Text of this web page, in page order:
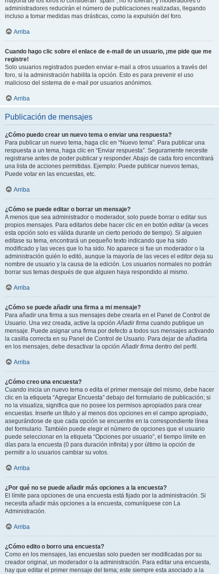
administradores reducirán el número de publicaciones realizadas, llegando
incluso a tomar medidas mas drásticas, como la expulsión del foro.
Arriba
Cuando hago clic sobre el enlace de e-mail de un usuario, ¡me pide que me
registre!
Solo usuarios registrados pueden enviar e-mail a otros usuarios a través del
foro, si la administración habilita la opción. Esto es para prevenir el uso
malicioso del sistema de e-mail por usuarios anónimos.
Arriba
Publicación de mensajes
¿Cómo puedo crear un nuevo tema o enviar una respuesta?
Para publicar un nuevo tema, haga clic en “Nuevo tema”. Para publicar una
respuesta a un tema, haga clic en “Enviar respuesta”. Seguramente necesite
registrarse antes de poder publicar y responder. Abajo de cada foro encontrará
una lista de acciones permitidas. Ejemplo: Puede publicar nuevos temas,
Puede votar en las encuestas, etc.
Arriba
¿Cómo se puede editar o borrar un mensaje?
A menos que sea administrador o moderador, solo puede borrar o editar sus
propios mensajes. Para editarlos debe hacer clic en en botón editar(a veces
esta opción solo es válida durante un cierto periodo de tiempo). Si alguien
editase su tema, encontrará un pequeño texto indicando que ha sido
modificado y las veces que lo ha sido. No aparece si fue un moderador o la
administración quién lo editó, aunque la mayoría de las veces el editor deja su
nombre de usuario y la causa de la edición. Los usuarios normales no podrán
borrar sus temas después de que alguien haya respondido al mismo.
Arriba
¿Cómo se puede añadir una firma a mi mensaje?
Para añadir una firma a sus mensajes debe crearla en el Panel de Control de
Usuario. Una vez creada, active la opciónAñadir firma cuando publique un
mensaje. Puede asignar una firma por defecto a todos sus mensajes activando
la casilla correcta en su Panel de Control de Usuario. Para dejar de añadirla
en los mensajes, debe desactivar la opciónAñadir firma dentro del perfil.
Arriba
¿Cómo creo una encuesta?
Cuando inicia un nuevo tema o edita el primer mensaje del mismo, debe hacer
clic en la etiqueta “Agregar Encuesta” debajo del formulario de publicación; si
no la visualiza, significa que no posee los permisos apropiados para crear
encuestas. Inserte un título y al menos dos opciones en el campo apropiado,
asegurándose de que cada opción se encuentre en la correspondiente línea
del formulario. También puede elegir el número de opciones que el usuario
puede seleccionar en la etiqueta “Opciones por usuario”, el tiempo límite en
días para la encuesta (0 para duración infinita) y por último la opción de
permitir a lo usuarios cambiar su votos.
Arriba
¿Por qué no se puede añadir más opciones a la encuesta?
El límite para opciones de una encuesta está fijado por la administración. Si
necesita añadir más opciones a la encuesta, comuníquese con La
Administración.
Arriba
¿Cómo edito o borro una encuesta?
Como en los mensajes, las encuestas solo pueden ser modificadas por su
creador original, un moderador o la administración. Para editar una encuesta,
hay que editar el primer mensaje del tema; este siempre esta asociado a la